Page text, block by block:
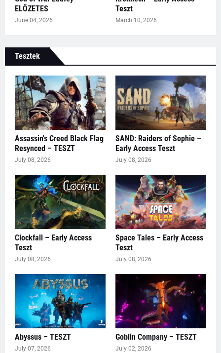
ELŐZETES
June 04, 2026
Teszt
March 10, 2026
Tesztek
Assassin's Creed Black Flag
Resynced – TESZT
July 08, 2026
SAND: Raiders of Sophie –
Early Access Teszt
July 08, 2026
Clockfall – Early Access
Teszt
July 08, 2026
Space Tales – Early Access
Teszt
July 08, 2026
Abyssus – TESZT
July 07, 2026
Goblin Company – TESZT
July 02, 2026